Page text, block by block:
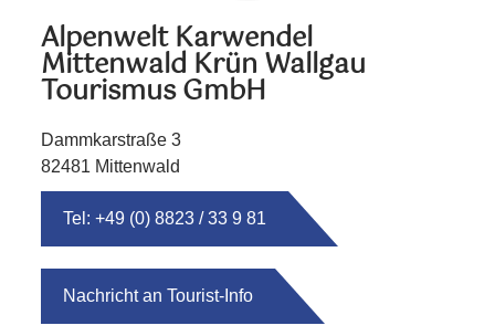
Alpenwelt Karwendel
Mittenwald Krün Wallgau
Tourismus GmbH
Dammkarstraße 3
82481 Mittenwald
Tel: +49 (0) 8823 / 33 9 81
Nachricht an Tourist-Info